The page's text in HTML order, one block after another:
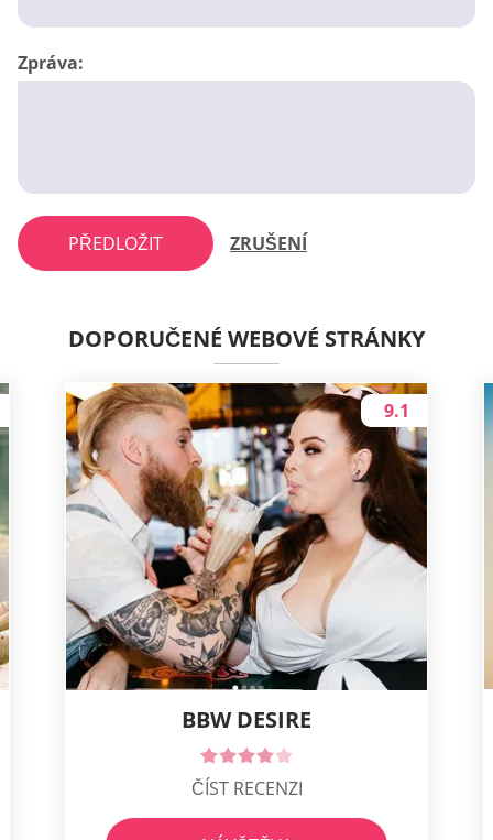
Zpráva:
PŘEDLOŽIT ZRUŠENÍ
DOPORUČENÉ WEBOVÉ STRÁNKY
BBW DESIRE
9.1
ČÍST RECENZI